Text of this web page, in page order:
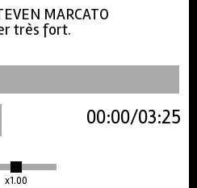
MARCATO
très fort.
x1.00
03:25
00:00